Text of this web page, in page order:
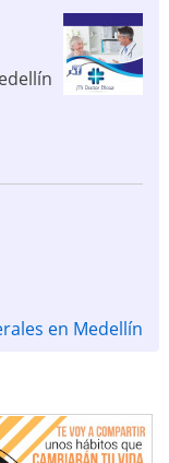
en Medellín